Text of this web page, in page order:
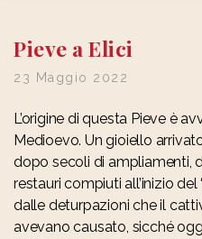
Pieve a Elici
23 Maggio 2022
L’origine di questa Pieve è
Medioevo. Un gioiello
dopo secoli di ampliamenti,
restauri compiuti all’inizio
dalle deturpazioni che il
avevano causato, sicché